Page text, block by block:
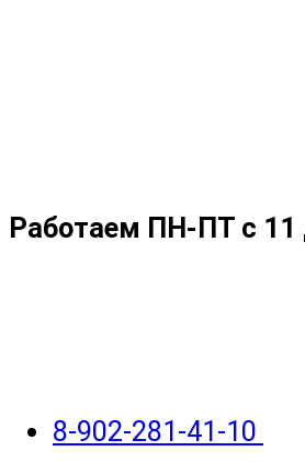
Работаем ПН-ПТ с 11
8-902-281-41-10